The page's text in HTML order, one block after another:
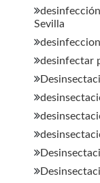
Sevilla
desinfectar